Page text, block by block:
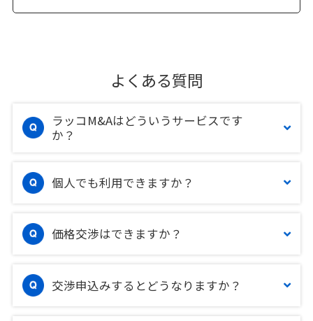
よくある質問
ラッコM&Aはどういうサービスです
か？
個人でも利用できますか？
価格交渉はできますか？
交渉申込みするとどうなりますか？